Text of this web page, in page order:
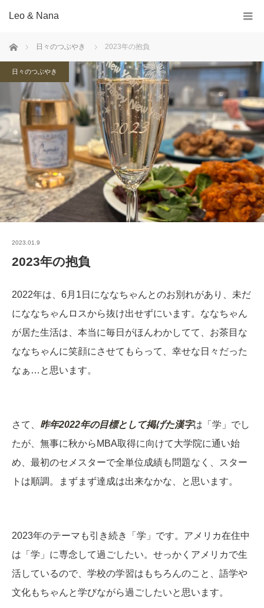
Leo & Nana
ホーム 日々のつぶやき 2023年の抱負
日々のつぶやき
2023.01.9
2023年の抱負
2022年は、6月1日にななちゃんとのお別れがあり、未だ
にななちゃんロスから抜け出せずにいます。ななちゃん
が居た生活は、本当に毎日がほんわかしてて、お茶目な
ななちゃんに笑顔にさせてもらって、幸せな日々だった
なぁ…と思います。
さて、 昨年2022年の目標として掲げた漢字は「学」でし
たが、無事に秋からMBA取得に向けて大学院に通い始
め、最初のセメスターで全単位成績も問題なく、スター
トは順調。まずまず達成は出来なかな、と思います。
2023年のテーマも引き続き「学」です。アメリカ在住中
は「学」に専念して過ごしたい。せっかくアメリカで生
活しているので、学校の学習はもちろんのこと、語学や
文化もちゃんと学びながら過ごしたいと思います。